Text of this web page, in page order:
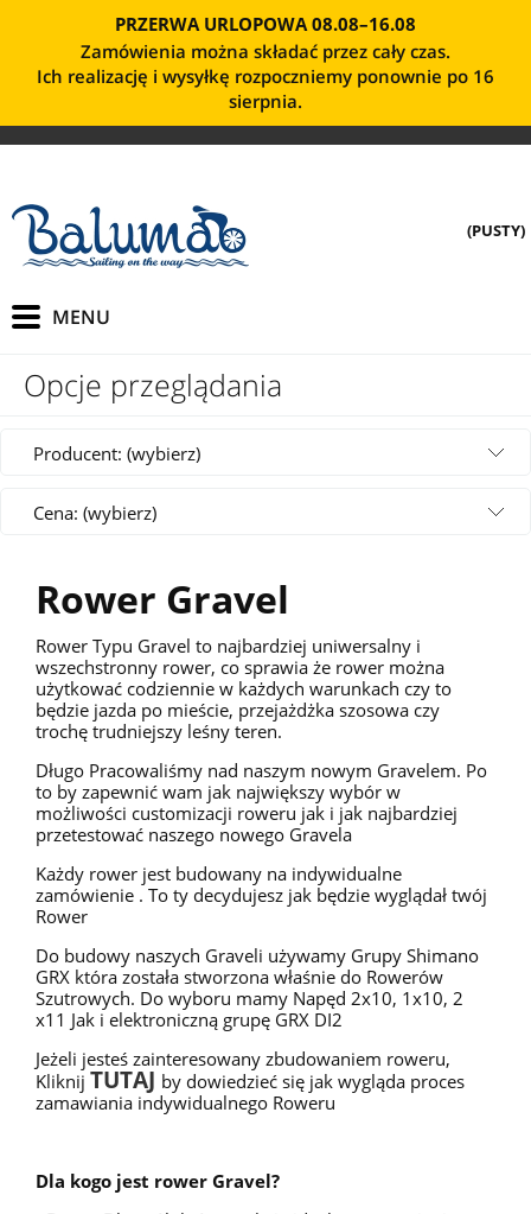
PRZERWA URLOPOWA 08.08–16.08
Zamówienia można składać przez cały czas.
Ich realizację i wysyłkę rozpoczniemy ponownie po 16
sierpnia.
(PUSTY)
Opcje przeglądania
Producent: (wybierz)
Cena: (wybierz)
Rower Gravel
Rower Typu Gravel to najbardziej uniwersalny i
wszechstronny rower, co sprawia że rower można
użytkować codziennie w każdych warunkach czy to
będzie jazda po mieście, przejażdżka szosowa czy
trochę trudniejszy leśny teren.
Długo Pracowaliśmy nad naszym nowym Gravelem. Po
to by zapewnić wam jak największy wybór w
możliwości customizacji roweru jak i jak najbardziej
przetestować naszego nowego Gravela
Każdy rower jest budowany na indywidualne
zamówienie . To ty decydujesz jak będzie wyglądał twój
Rower
Do budowy naszych Graveli używamy Grupy Shimano
GRX która została stworzona właśnie do Rowerów
Szutrowych. Do wyboru mamy Napęd 2x10, 1x10, 2
x11 Jak i elektroniczną grupę GRX DI2
Jeżeli jesteś zainteresowany zbudowaniem roweru,
Kliknij TUTAJ by dowiedzieć się jak wygląda proces
zamawiania indywidualnego Roweru
Dla kogo jest rower Gravel?